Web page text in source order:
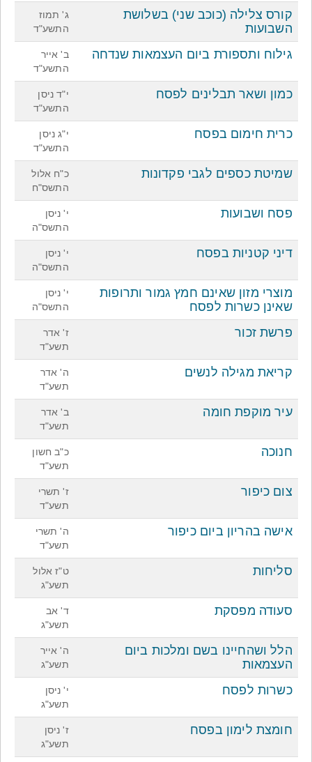
קורס צלילה (כוכב שני) בשלושת
השבועות
ג' תמוז
התשע"ד
גילוח ותספורת ביום העצמאות שנדחה
ב' אייר
התשע"ד
כמון ושאר תבלינים לפסח
י"ד ניסן
התשע"ד
כרית חימום בפסח
י"ג ניסן
התשע"ד
שמיטת כספים לגבי פקדונות
כ"ח אלול
התשס"ח
פסח ושבועות
י' ניסן
התשס"ה
דיני קטניות בפסח
י' ניסן
התשס"ה
מוצרי מזון שאינם חמץ גמור ותרופות
שאינן כשרות לפסח
י' ניסן
התשס"ה
פרשת זכור
ז' אדר
תשע"ד
קריאת מגילה לנשים
ה' אדר
תשע"ד
עיר מוקפת חומה
ב' אדר
תשע"ד
חנוכה
כ"ב חשון
תשע"ד
צום כיפור
ז' תשרי
תשע"ד
אישה בהריון ביום כיפור
ה' תשרי
תשע"ד
סליחות
ט"ז אלול
תשע"ג
סעודה מפסקת
ד' אב
תשע"ג
הלל ושהחיינו בשם ומלכות ביום
העצמאות
ה' אייר
תשע"ג
כשרות לפסח
י' ניסן
תשע"ג
חומצת לימון בפסח
ז' ניסן
תשע"ג